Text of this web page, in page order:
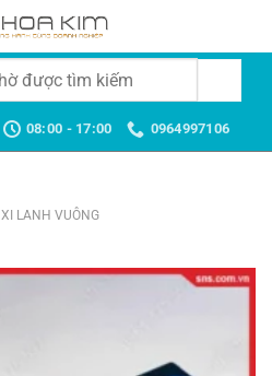
08:00 - 17:00 0964997106
XI LANH VUÔNG